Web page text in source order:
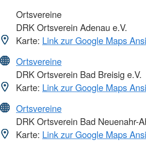
Ortsvereine
DRK Ortsverein Adenau e.V.
Karte: Link zur Google Maps
Ortsvereine
DRK Ortsverein Bad Breisig e.V.
Karte: Link zur Google Maps
Ortsvereine
DRK Ortsverein Bad Neuenahr-
Karte: Link zur Google Maps